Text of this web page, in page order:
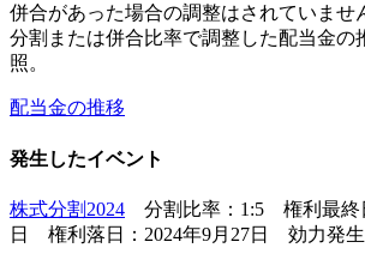
併合があった場合の調整はされていませ
分割または併合比率で調整した配当金の
照。
配当金の推移
発生したイベント
株式分割2024 分割比率：1:5 権利最終
日 権利落日：2024年9月27日 効力発生